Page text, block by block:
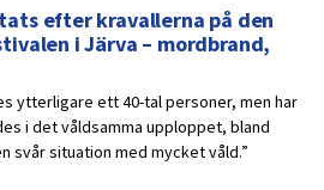
efter kravallerna på den
i Järva – mordbrand,
ytterligare ett 40-tal personer, men har
i det våldsamma upploppet, bland
svår situation med mycket våld.”